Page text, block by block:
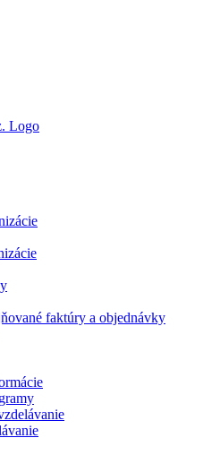
faktúry a objednávky